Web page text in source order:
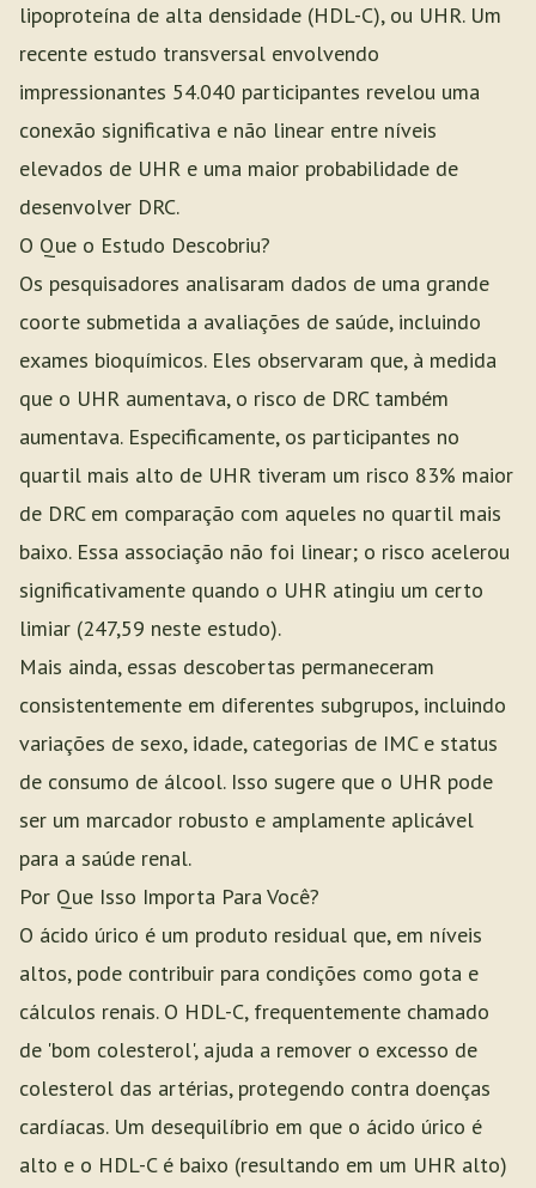
lipoproteína de alta densidade (HDL-C), ou UHR. Um
recente estudo transversal envolvendo
impressionantes 54.040 participantes revelou uma
conexão significativa e não linear entre níveis
elevados de UHR e uma maior probabilidade de
desenvolver DRC.
O Que o Estudo Descobriu?
Os pesquisadores analisaram dados de uma grande
coorte submetida a avaliações de saúde, incluindo
exames bioquímicos. Eles observaram que, à medida
que o UHR aumentava, o risco de DRC também
aumentava. Especificamente, os participantes no
quartil mais alto de UHR tiveram um risco 83% maior
de DRC em comparação com aqueles no quartil mais
baixo. Essa associação não foi linear; o risco acelerou
significativamente quando o UHR atingiu um certo
limiar (247,59 neste estudo).
Mais ainda, essas descobertas permaneceram
consistentemente em diferentes subgrupos, incluindo
variações de sexo, idade, categorias de IMC e status
de consumo de álcool. Isso sugere que o UHR pode
ser um marcador robusto e amplamente aplicável
para a saúde renal.
Por Que Isso Importa Para Você?
O ácido úrico é um produto residual que, em níveis
altos, pode contribuir para condições como gota e
cálculos renais. O HDL-C, frequentemente chamado
de 'bom colesterol', ajuda a remover o excesso de
colesterol das artérias, protegendo contra doenças
cardíacas. Um desequilíbrio em que o ácido úrico é
alto e o HDL-C é baixo (resultando em um UHR alto)